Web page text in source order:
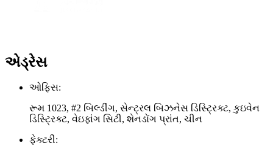
એડ્રેસ
ઓફિસ:
રૂમ 1023, #2 બિલ્ડીંગ, સેન્ટ્રલ બિઝનેસ ડિસ્ટ્રિક્ટ, કુઇવેન
ડિસ્ટ્રિક્ટ, વેઇફાંગ સિટી, શેનડોંગ પ્રાંત, ચીન
ફેક્ટરી: